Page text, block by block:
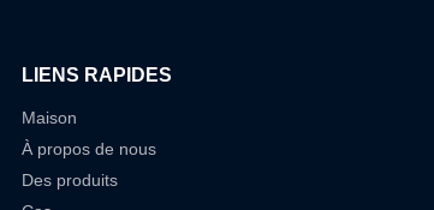
présentés. Nos professionnels de la R & D l'ont
contrôleurs PLC, PAC et dédiés.
LIENS RAPIDES
Maison
À propos de nous
Des produits